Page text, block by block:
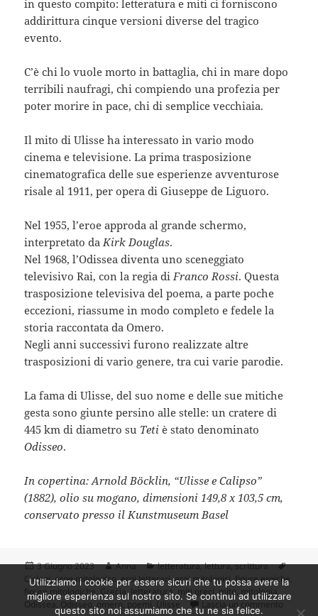
in questo compito: letteratura e miti ci forniscono
addirittura cinque versioni diverse del tragico
evento.
C’è chi lo vuole morto in battaglia, chi in mare dopo
terribili naufragi, chi compiendo una profezia per
poter morire in pace, chi di semplice vecchiaia.
Il mito di Ulisse ha interessato in vario modo
cinema e televisione. La prima trasposizione
cinematografica delle sue esperienze avventurose
risale al 1911, per opera di Giuseppe de Liguoro.
Nel 1955, l’eroe approda al grande schermo,
interpretato daKirk Douglas.
Nel 1968, l’Odissea diventa uno sceneggiato
televisivo Rai, con la regia diFranco Rossi. Questa
trasposizione televisiva del poema, a parte poche
eccezioni, riassume in modo completo e fedele la
storia raccontata da Omero.
Negli anni successivi furono realizzate altre
trasposizioni di vario genere, tra cui varie parodie.
La fama di Ulisse, del suo nome e delle sue mitiche
gesta sono giunte persino alle stelle: un cratere di
445 km di diametro su Tetiè stato denominato
Odisseo.
In copertina: Arnold Böcklin, “Ulisse e Calipso”
(1882), olio su mogano, dimensioni 149,8 x 103,5 cm,
conservato presso il Kunstmuseum Basel
Scritto
il
3 Giugno 2023 Autore
Anna Categorie
letteratura,lettura,scrittura
Tag
Ciclopi,eroe mitologico,eroi letterari,eroi mitologici,figure eroiche,
figure mitologiche, Grecia , letteratura, miti greci,mito,mitologia,
Odissea , Odisseo,omero, poemi, Ulisse Lascia un commentosu
Utilizziamo i cookie per essere sicuri che tu possa avere la
migliore esperienza sul nostro sito. Se continui ad utilizzare
questo sito noi assumiamo che tu ne sia felice.